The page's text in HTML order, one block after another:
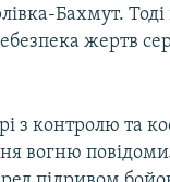
Бахмут.
жертв
з контролю та
вогню